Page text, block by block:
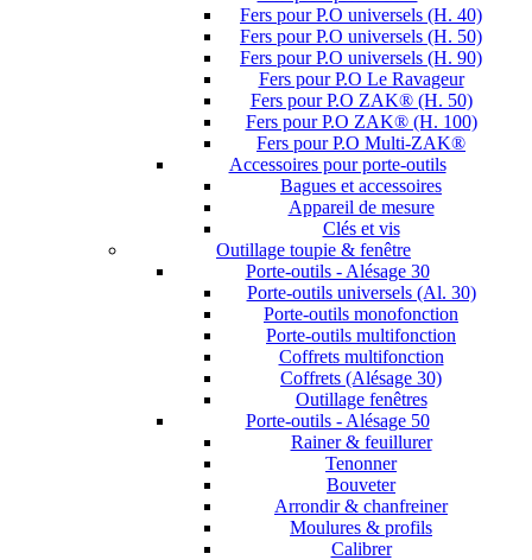
Fers pour P.O universels (H. 40)
Fers pour P.O universels (H. 50)
Fers pour P.O universels (H. 90)
Fers pour P.O Le Ravageur
Fers pour P.O ZAK® (H. 50)
Fers pour P.O ZAK® (H. 100)
Fers pour P.O Multi-ZAK®
Accessoires pour porte-outils
Bagues et accessoires
Appareil de mesure
Clés et vis
Outillage toupie & fenêtre
Porte-outils - Alésage 30
Porte-outils universels (Al. 30)
Porte-outils monofonction
Porte-outils multifonction
Coffrets multifonction
Coffrets (Alésage 30)
Outillage fenêtres
Porte-outils - Alésage 50
Rainer & feuillurer
Tenonner
Bouveter
Arrondir & chanfreiner
Moulures & profils
Calibrer